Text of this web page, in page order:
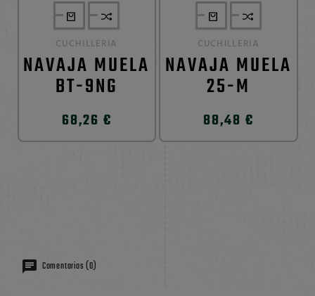
CUCHILLERIA
NAVAJA MUELA
BT-9NG
68,26 €
CUCHILLERIA
NAVAJA MUELA
25-M
88,48 €
Comentarios (0)